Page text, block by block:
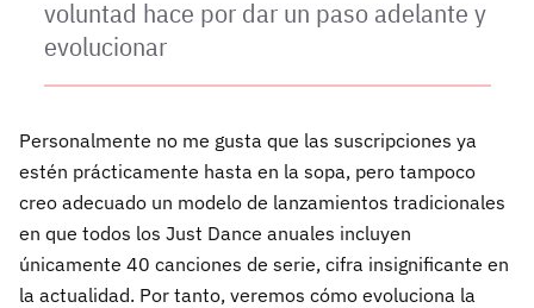
voluntad hace por dar un paso adelante y
evolucionar
Personalmente no me gusta que las suscripciones ya
estén prácticamente hasta en la sopa, pero tampoco
creo adecuado un modelo de lanzamientos tradicionales
en que todos los Just Dance anuales incluyen
únicamente 40 canciones de serie, cifra insignificante en
la actualidad. Por tanto, veremos cómo evoluciona la